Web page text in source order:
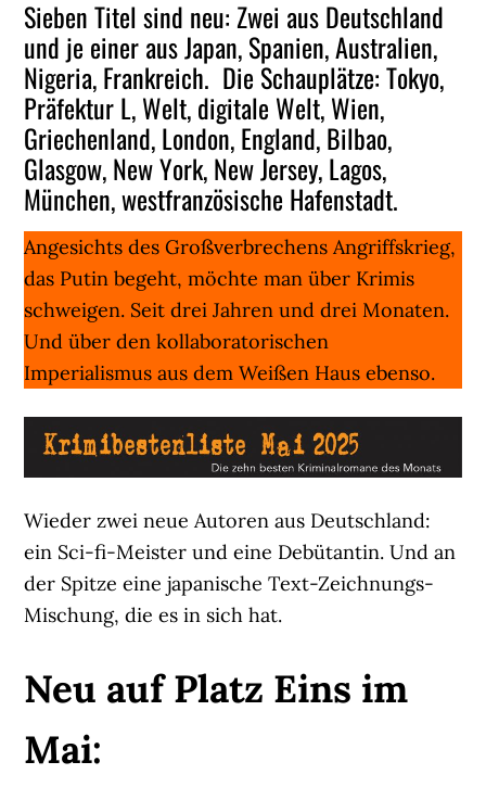
Sieben Titel sind neu: Zwei aus Deutschland
und je einer aus Japan, Spanien, Australien,
Nigeria, Frankreich. Die Schauplätze: Tokyo,
Präfektur L, Welt, digitale Welt, Wien,
Griechenland, London, England, Bilbao,
Glasgow, New York, New Jersey, Lagos,
München, westfranzösische Hafenstadt.
Angesichts des Großverbrechens Angriffskrieg,
das Putin begeht, möchte man über Krimis
schweigen. Seit drei Jahren und drei Monaten.
Und über den kollaboratorischen
Imperialismus aus dem Weißen Haus ebenso.
Wieder zwei neue Autoren aus Deutschland:
ein Sci-fi-Meister und eine Debütantin. Und an
der Spitze eine japanische Text-Zeichnungs-
Mischung, die es in sich hat.
Neu auf Platz Eins im
Mai: